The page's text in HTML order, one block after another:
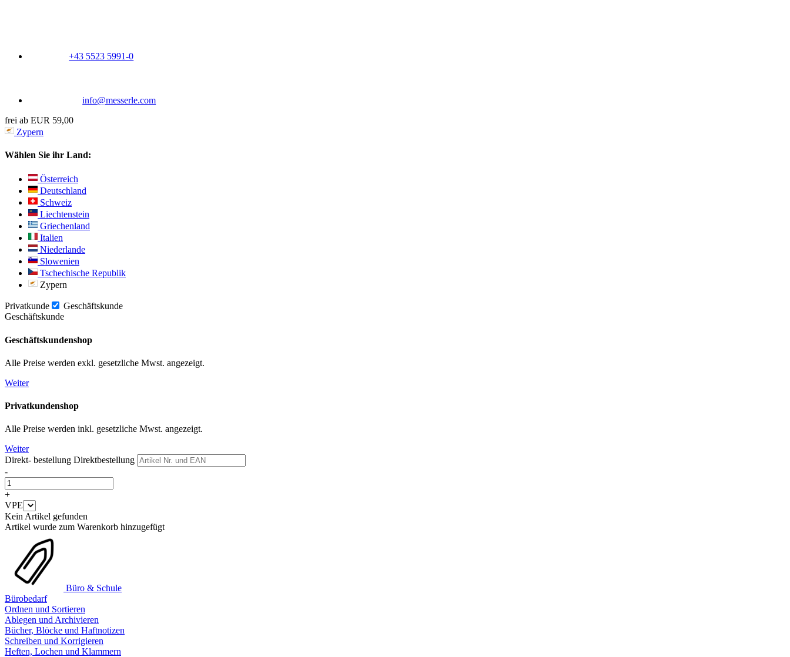
+43 5523 5991-0
info@messerle.com
frei ab EUR 59,00
Zypern
Wählen Sie ihr Land:
Österreich
Deutschland
Schweiz
Liechtenstein
Griechenland
Italien
Niederlande
Slowenien
Tschechische Republik
Zypern
Privatkunde
Geschäftskunde
Geschäftskunde
Geschäftskundenshop
Alle Preise werden exkl. gesetzliche Mwst. angezeigt.
Weiter
Privatkundenshop
Alle Preise werden inkl. gesetzliche Mwst. angezeigt.
Weiter
Direkt- bestellung Direktbestellung
-
+
VPE
Kein Artikel gefunden
Artikel wurde zum Warenkorb hinzugefügt
Büro & Schule
Bürobedarf
Ordnen und Sortieren
Ablegen und Archivieren
Bücher, Blöcke und Haftnotizen
Schreiben und Korrigieren
Heften, Lochen und Klammern